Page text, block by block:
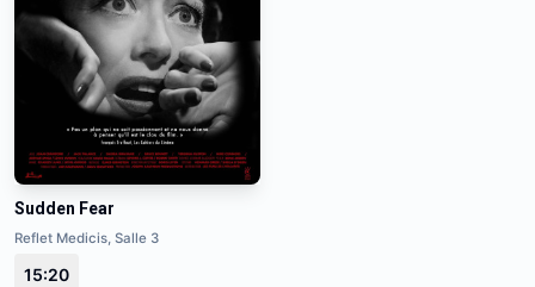
Sudden Fear
Reflet Medicis, Salle 3
15:20